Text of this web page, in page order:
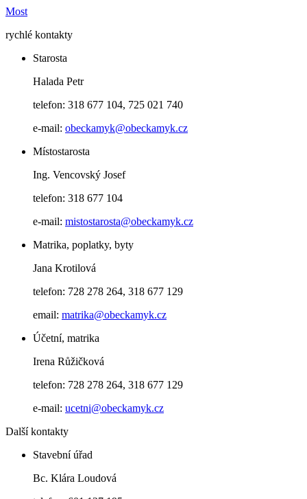
Most
rychlé kontakty
Starosta
Halada Petr
telefon: 318 677 104, 725 021 740
e-mail: obeckamyk@obeckamyk.cz
Místostarosta
Ing. Vencovský Josef
telefon: 318 677 104
e-mail: mistostarosta@obeckamyk.cz
Matrika, poplatky, byty
Jana Krotilová
telefon: 728 278 264, 318 677 129
email: matrika@obeckamyk.cz
Účetní, matrika
Irena Růžičková
telefon: 728 278 264, 318 677 129
e-mail: ucetni@obeckamyk.cz
Další kontakty
Stavební úřad
Bc. Klára Loudová